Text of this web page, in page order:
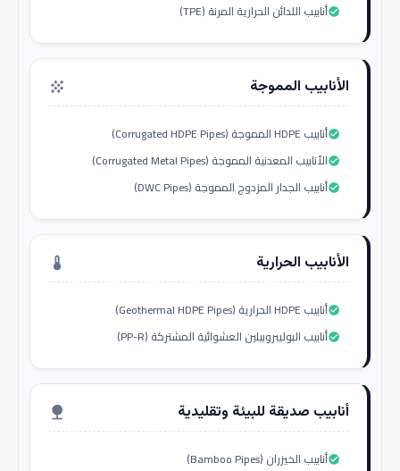
أنابيب اللدائن الحرارية المرنة (TPE)check_circle
الأنابيب المموجة grain
أنابيب HDPE المموجة (Corrugated HDPE Pipes)check_circle
الأنابيب المعدنية المموجة (Corrugated Metal Pipes)check_circle
أنابيب الجدار المزدوج المموجة (DWC Pipes)check_circle
الأنابيب الحرارية thermostat
أنابيب HDPE الحرارية (Geothermal HDPE Pipes)check_circle
أنابيب البوليبروبيلين العشوائية المشتركة (PP-R)check_circle
أنابيب صديقة للبيئة وتقليدية nature
أنابيب الخيزران (Bamboo Pipes)check_circle